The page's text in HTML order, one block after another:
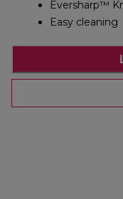
Eversharp™
Easy cleaning